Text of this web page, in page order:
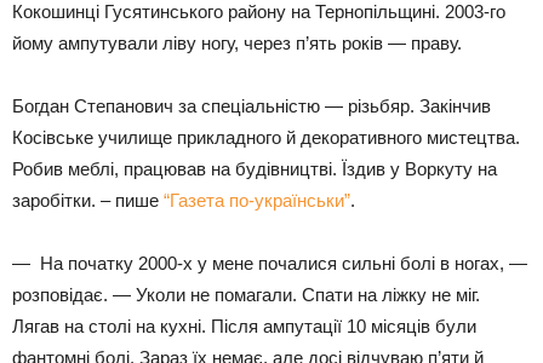
Кокошинці Гусятинського району на Тернопільщині. 2003-го
йому ампутували ліву ногу, через п’ять років — праву.
Богдан Степанович за спеціальністю — різьбяр. Закінчив
Косівське училище прикладного й декоративного мистецтва.
Робив меблі, працював на будівництві. Їздив у Воркуту на
заробітки. – пише “Газета по-українськи”.
— На початку 2000-х у мене почалися сильні болі в ногах, —
розповідає. — Уколи не помагали. Спати на ліжку не міг.
Лягав на столі на кухні. Після ампутації 10 місяців були
фантомні болі. Зараз їх немає, але досі відчуваю п’яти й